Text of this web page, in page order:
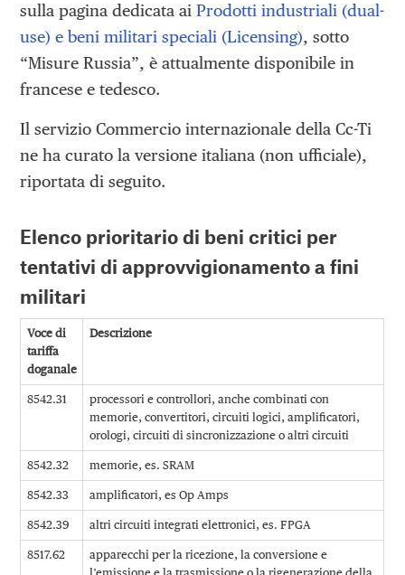
sulla pagina dedicata aiProdotti industriali (dual-
use) e beni militari speciali (Licensing), sotto
“Misure Russia”, è attualmente disponibile in
francese e tedesco.
Il servizio Commercio internazionale della Cc-Ti
ne ha curato la versione italiana (non ufficiale),
riportata di seguito.
Elenco prioritario di beni critici per
tentativi di approvvigionamento a fini
militari
Voce di
tariffa
doganale
Descrizione
8542.31
processori e controllori, anche combinati con
memorie, convertitori, circuiti logici, amplificatori,
orologi, circuiti di sincronizzazione o altri circuiti
8542.32 memorie, es. SRAM
8542.33 amplificatori, es Op Amps
8542.39 altri circuiti integrati elettronici, es. FPGA
8517.62
apparecchi per la ricezione, la conversione e